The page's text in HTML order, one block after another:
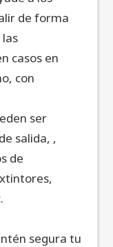
de forma
casos en
con
ser
salida, ,
de
segura tu